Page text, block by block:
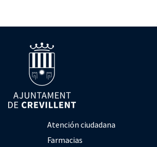
Atención ciudadana
Farmacias